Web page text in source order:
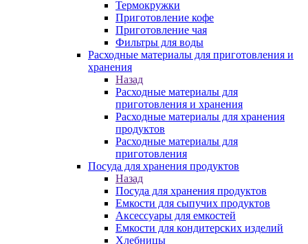
Термокружки
Приготовление кофе
Приготовление чая
Фильтры для воды
Расходные материалы для приготовления и
хранения
Назад
Расходные материалы для
приготовления и хранения
Расходные материалы для хранения
продуктов
Расходные материалы для
приготовления
Посуда для хранения продуктов
Назад
Посуда для хранения продуктов
Емкости для сыпучих продуктов
Аксессуары для емкостей
Емкости для кондитерских изделий
Хлебницы